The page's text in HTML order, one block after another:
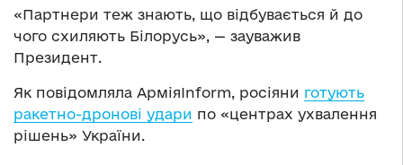
«Партнери теж знають, що відбувається й до
чого схиляють Білорусь», — зауважив
Президент.
Як повідомляла АрміяInform, росіяни готують
ракетно-дронові удари по «центрах ухвалення
рішень» України.